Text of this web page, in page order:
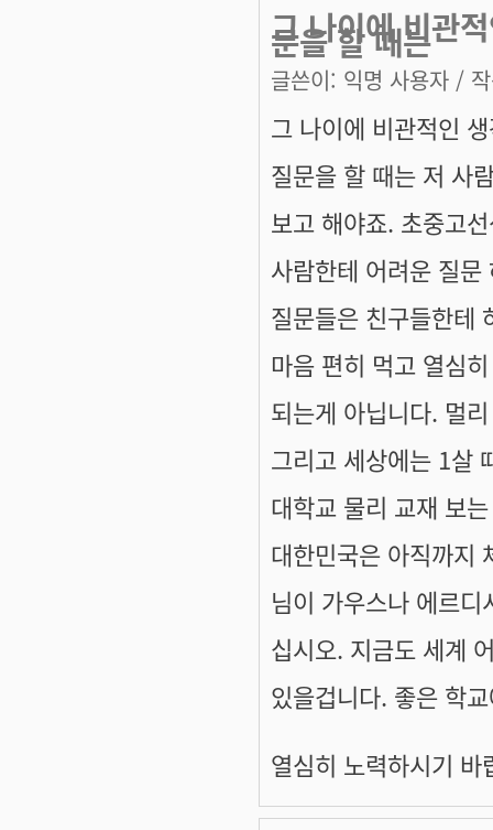
그 나이에 비관
문을 할 때는
글쓴이: 익명 사용자 /
그 나이에 비관적인
질문을 할 때는 저 사
보고 해야죠. 초중고
사람한테 어려운 질
질문들은 친구들한테
마음 편히 먹고 열심
되는게 아닙니다. 멀
그리고 세상에는 1살
대학교 물리 교재 보
대한민국은 아직까지
님이 가우스나 에르
십시오. 지금도 세계
있을겁니다. 좋은 학
열심히 노력하시기